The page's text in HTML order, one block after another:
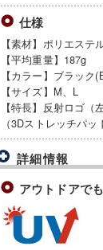
仕様
【素材】ポリエステ
【平均重量】187g
【カラー】ブラック
【サイズ】M、L
【特長】反射ロゴ
（3Dストレッチパ
詳細情報
アウトドアで